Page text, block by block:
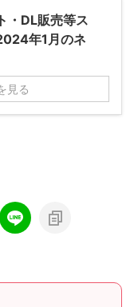
・DL販売等ス
年1月のネ
見る